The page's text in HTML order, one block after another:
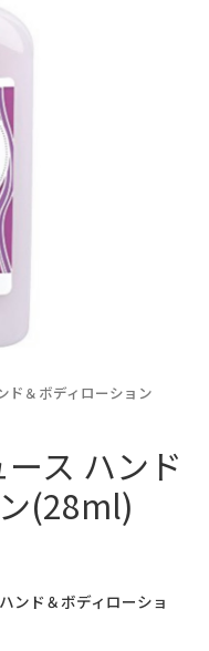
ド＆ボディローション
ース ハンド
(28ml)
ンド＆ボディローショ